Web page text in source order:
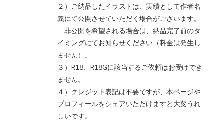
２）ご納品したイラストは、実績として作者名
義にて公開させていただく場合がございます。
非公開を希望される場合は、納品完了前のタ
イミングにてお知らせください（料金は発生し
ません）。
３）R18、R18Gに該当するご依頼はお受けでき
ません。
４）クレジット表記は不要ですが、本ページや
プロフィールをシェアいただけますと大変うれ
しいです。